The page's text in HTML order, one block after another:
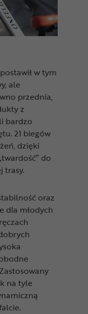
w tym
ale
przednia,
z
bardzo
21 biegów
dzięki
do
trasy.
oraz
dla młodych
na tyle